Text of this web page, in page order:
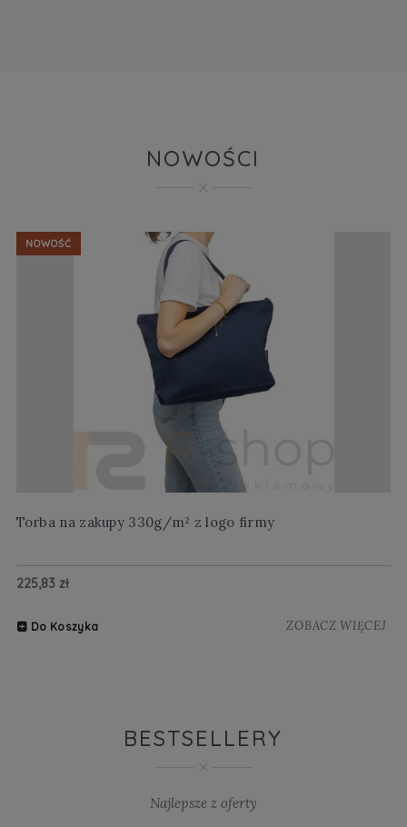
NOWOŚCI
Torba na zakupy 330g/m² z logo firmy
225,83 zł
Do Koszyka ZOBACZ WIĘCEJ
NOWOŚĆ
BESTSELLERY
Najlepsze z oferty